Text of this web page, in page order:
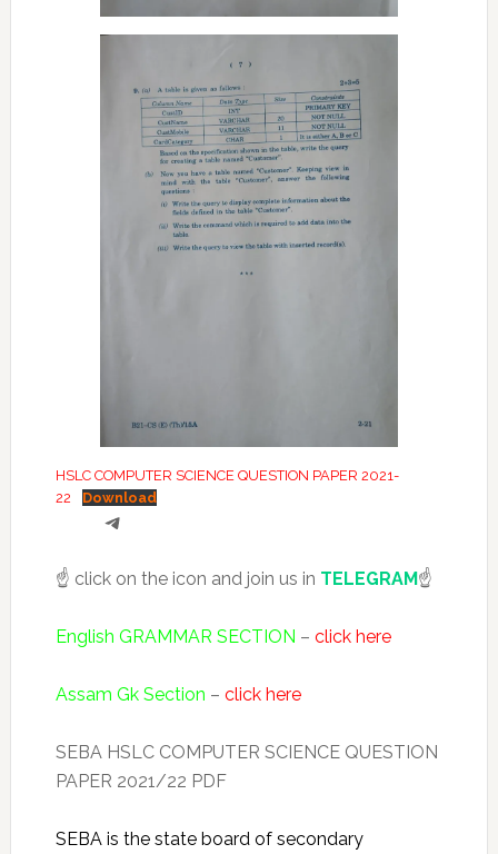
HSLC COMPUTER SCIENCE QUESTION PAPER 2021-
22
Download
Telegram
☝️ click on the icon and join us in TELEGRAM☝️
English GRAMMAR SECTION – click here
Assam Gk Section – click here
SEBA HSLC COMPUTER SCIENCE QUESTION
PAPER 2021/22 PDF
SEBA is the state board of secondary